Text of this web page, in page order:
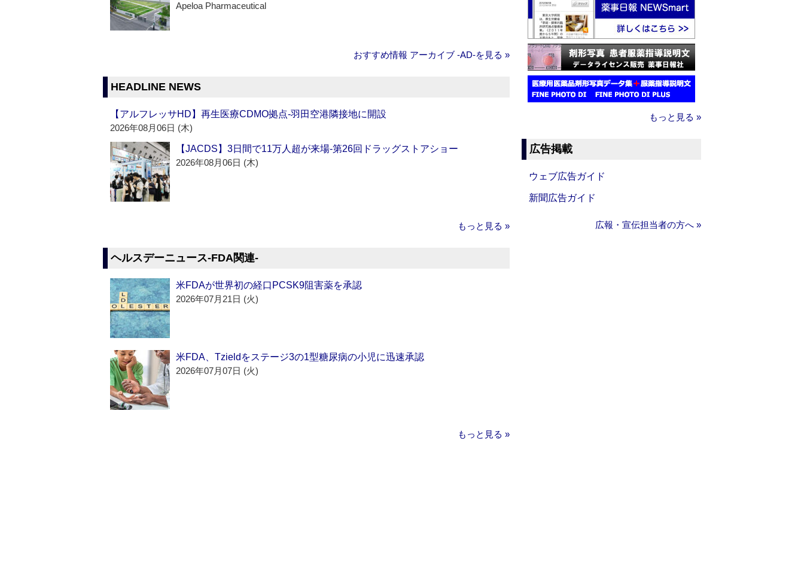
Apeloa Pharmaceutical
おすすめ情報 アーカイブ ‐AD‐を見る »
HEADLINE NEWS
【アルフレッサHD】再生医療CDMO拠点‐羽田空港隣接地に開設
2026年08月06日 (木)
【JACDS】3日間で11万人超が来場‐第26回ドラッグストアショー
2026年08月06日 (木)
もっと見る »
ヘルスデーニュース‐FDA関連‐
米FDAが世界初の経口PCSK9阻害薬を承認
2026年07月21日 (火)
米FDA、Tzieldをステージ3の1型糖尿病の小児に迅速承認
2026年07月07日 (火)
もっと見る »
もっと見る »
広告掲載
ウェブ広告ガイド
新聞広告ガイド
広報・宣伝担当者の方へ »